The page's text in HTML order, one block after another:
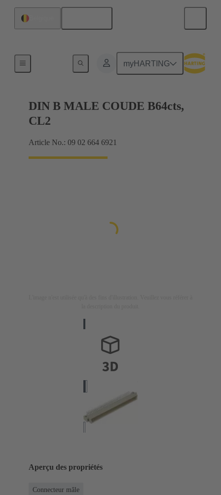
myHARTING
Raccordement carte mère à carte fille
DIN B MALE COUDE B64cts,
CL2
Article No.: 09 02 664 6921
Aperçu des propriétés
Connecteur mâle